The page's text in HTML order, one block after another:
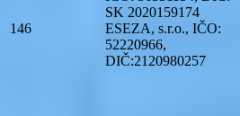
SK 2020159174
146
ESEZA, s.r.o., IČO:
52220966,
DIČ:2120980257